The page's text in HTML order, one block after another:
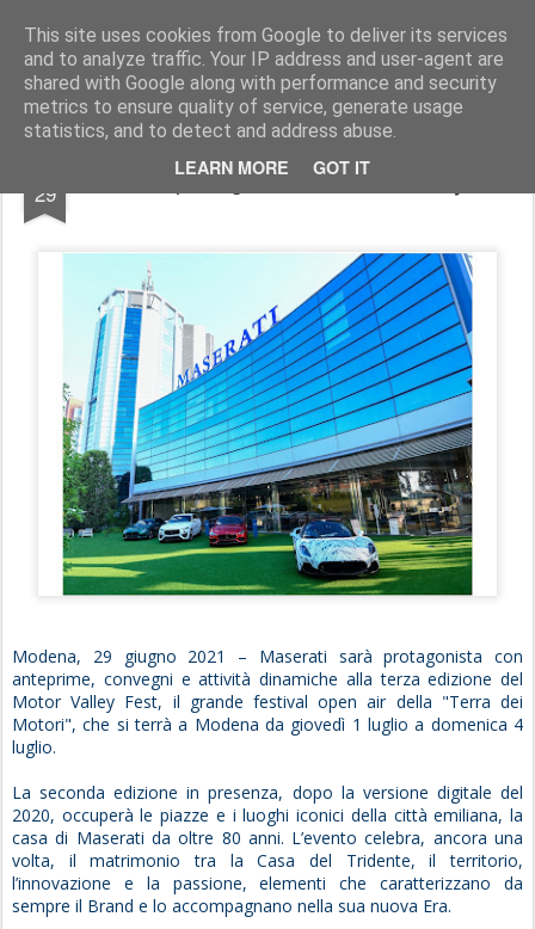
This site uses cookies from Google to deliver its services
and to analyze traffic. Your IP address and user-agent are
shared with Google along with performance and security
metrics to ensure quality of service, generate usage
statistics, and to detect and address abuse.
LEARN MORE GOT IT
AutoMotoCorse. Motorsport Random News 280912
29 Maserati protagonista a Motor Valley Fest
Modena, 29 giugno 2021 – Maserati sarà protagonista con
anteprime, convegni e attività dinamiche alla terza edizione del
Motor Valley Fest, il grande festival open air della "Terra dei
Motori", che si terrà a Modena da giovedì 1 luglio a domenica 4
luglio.
La seconda edizione in presenza, dopo la versione digitale del
2020, occuperà le piazze e i luoghi iconici della città emiliana, la
casa di Maserati da oltre 80 anni. L’evento celebra, ancora una
volta, il matrimonio tra la Casa del Tridente, il territorio,
l’innovazione e la passione, elementi che caratterizzano da
sempre il Brand e lo accompagnano nella sua nuova Era.